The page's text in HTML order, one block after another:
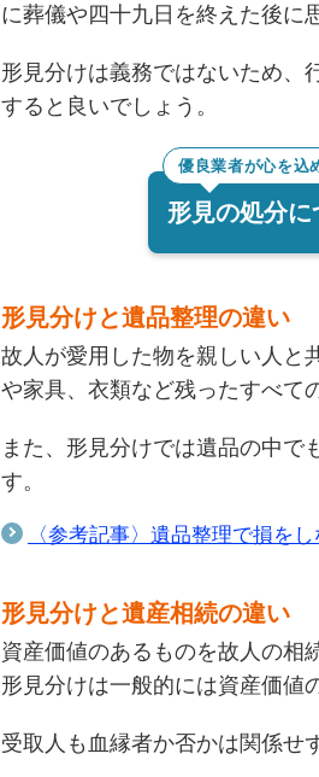
に葬儀や四十九日を終えた後に
形見分けは義務ではないため、
すると良いでしょう。
優良業者が心を込
形見の処分に
形見分けと遺品整理の違い
故人が愛用した物を親しい人と
や家具、衣類など残ったすべて
また、形見分けでは遺品の中で
す。
〈参考記事〉遺品整理で損を
形見分けと遺産相続の違い
資産価値のあるものを故人の相
形見分けは一般的には資産価値
受取人も血縁者か否かは関係せ